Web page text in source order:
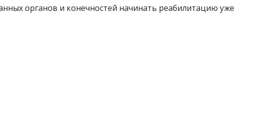
органов и конечностей начинать реабилитацию уже